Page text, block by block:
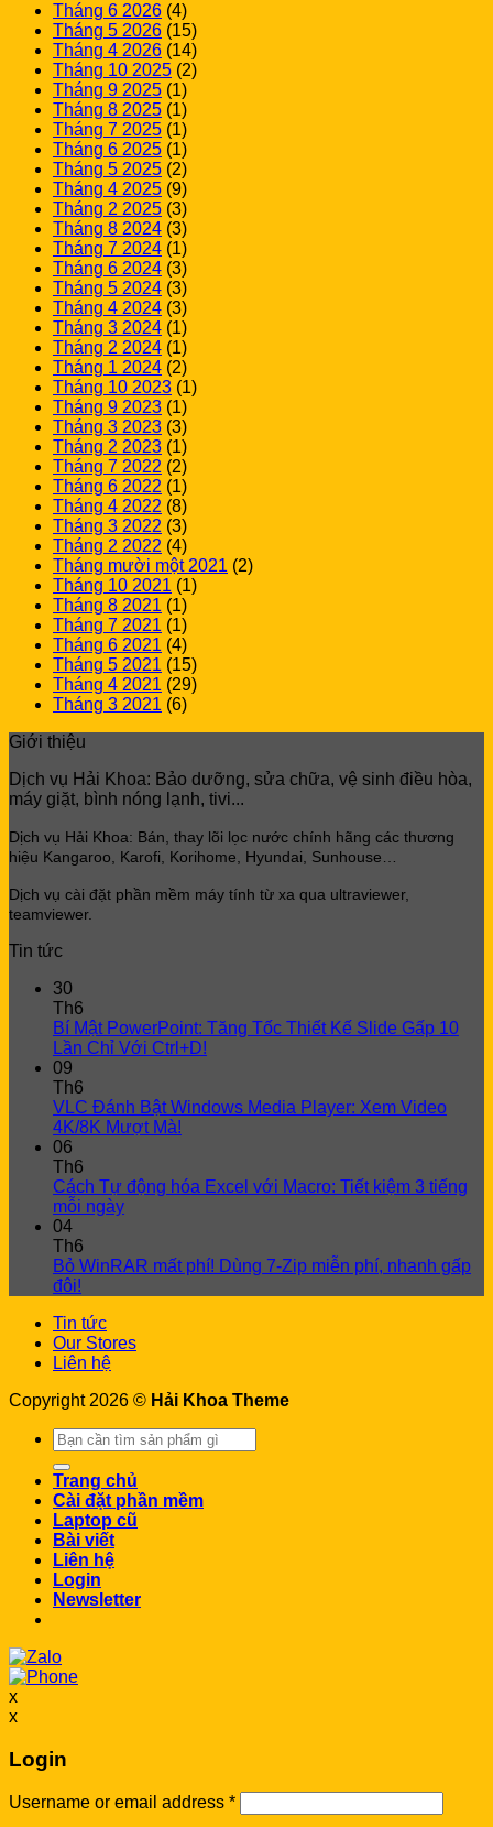
Tháng 6 2026 (4)
Tháng 5 2026 (15)
Tháng 4 2026 (14)
Tháng 10 2025 (2)
Tháng 9 2025 (1)
Tháng 8 2025 (1)
Tháng 7 2025 (1)
Tháng 6 2025 (1)
Tháng 5 2025 (2)
Tháng 4 2025 (9)
Tháng 2 2025 (3)
Tháng 8 2024 (3)
Tháng 7 2024 (1)
Tháng 6 2024 (3)
Tháng 5 2024 (3)
Tháng 4 2024 (3)
Tháng 3 2024 (1)
Tháng 2 2024 (1)
Tháng 1 2024 (2)
Tháng 10 2023 (1)
Tháng 9 2023 (1)
Tháng 3 2023 (3)
Tháng 2 2023 (1)
Tháng 7 2022 (2)
Tháng 6 2022 (1)
Tháng 4 2022 (8)
Tháng 3 2022 (3)
Tháng 2 2022 (4)
Tháng mười một 2021 (2)
Tháng 10 2021 (1)
Tháng 8 2021 (1)
Tháng 7 2021 (1)
Tháng 6 2021 (4)
Tháng 5 2021 (15)
Tháng 4 2021 (29)
Tháng 3 2021 (6)
Giới thiệu
Dịch vụ Hải Khoa: Bảo dưỡng, sửa chữa, vệ sinh điều hòa,
máy giặt, bình nóng lạnh, tivi...
Dịch vụ Hải Khoa: Bán, thay lõi lọc nước chính hãng các thương
hiệu Kangaroo, Karofi, Korihome, Hyundai, Sunhouse…
Dịch vụ cài đặt phần mềm máy tính từ xa qua ultraviewer,
teamviewer.
Tin tức
30
Th6
Bí Mật PowerPoint: Tăng Tốc Thiết Kế Slide Gấp 10
Lần Chỉ Với Ctrl+D!
09
Th6
VLC Đánh Bật Windows Media Player: Xem Video
4K/8K Mượt Mà!
06
Th6
Cách Tự động hóa Excel với Macro: Tiết kiệm 3 tiếng
mỗi ngày
04
Th6
Bỏ WinRAR mất phí! Dùng 7-Zip miễn phí, nhanh gấp
đôi!
Tin tức
Our Stores
Liên hệ
Copyright 2026 © Hải Khoa Theme
Search
for:
Trang chủ
Cài đặt phần mềm
Laptop cũ
Bài viết
Liên hệ
Login
Newsletter
x
x
Login
Username or email address *